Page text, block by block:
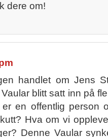
dere om!
handlet om Jens
blitt satt inn på
en offentlig person
Hva om vi
Denne Vaular